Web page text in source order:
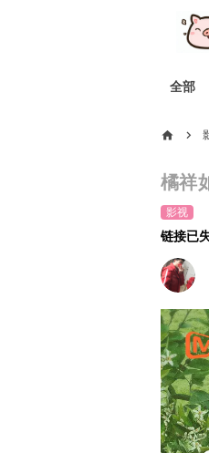
全部
home chevron_right
橘祥
影视
链接已